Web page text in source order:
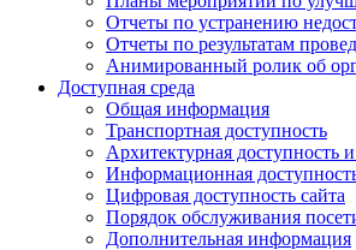
Отчеты по устранению
Отчеты по результатам
Анимированный ролик об
Доступная среда
Общая информация
Транспортная доступность
Архитектурная доступность
Информационная
Цифровая доступность сайта
Порядок обслуживания
Дополнительная информация